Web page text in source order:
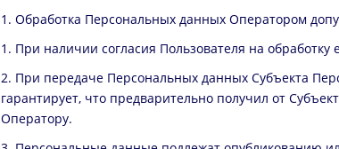
1. Обработка Персональных данных Оператором
1. При наличии согласия Пользователя на
2. При передаче Персональных данных Субъекта
гарантирует, что предварительно получил от
Оператору.